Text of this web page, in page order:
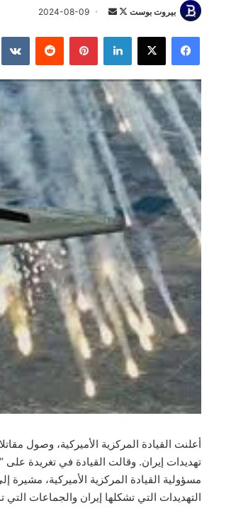
بيروت بوست
تابع
X
أرسل
إلكترونيا
2024-08-09
فيسبوك ‫X لينكدإن بينتيريست
‏Reddit
‏VKontakte
أعلنت القيادة المركزية الأميركية، وصول
مسؤولية القيادة المركزية الأميركية،
التهديدات التي تشكلها إيران والجماعات التي